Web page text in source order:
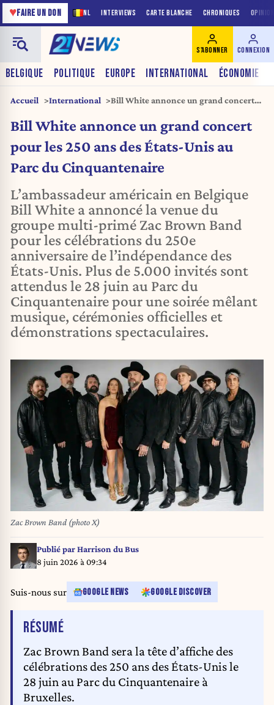
NL INTERVIEWS CARTE BLANCHE CHRONIQUES
♥FAIRE UN DON
BELGIQUE POLITIQUE EUROPE INTERNATIONAL ÉCONOMIE
S'ABONNER CONNEXION
Accueil International
Bill White annonce un grand concert
du Cinquantenaire
Bill White annonce un grand concert
pour les 250 ans des États-Unis au
Parc du Cinquantenaire
L’ambassadeur américain en Belgique
Bill White a annoncé la venue du
groupe multi-primé Zac Brown Band
pour les célébrations du 250e
anniversaire de l’indépendance des
États-Unis. Plus de 5.000 invités sont
attendus le 28 juin au Parc du
Cinquantenaire pour une soirée mêlant
musique, cérémonies officielles et
démonstrations spectaculaires.
Zac Brown Band (photo X)
Publié parHarrison du Bus
8 juin 2026 à 09:34
Suis-nous sur GOOGLE NEWS GOOGLE DISCOVER
RÉSUMÉDE L'ARTICLE
Zac Brown Band sera la tête d’affiche des
célébrations des 250 ans des États-Unis le
28 juin au Parc du Cinquantenaire à
Bruxelles.